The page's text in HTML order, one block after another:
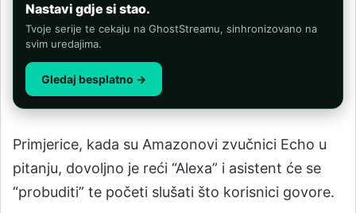
Nastavi gdje si stao.
Tvoje serije te cekaju na GhostStreamu, sinhronizovano na
svim uredajima.
Gledaj besplatno →
Primjerice, kada su Amazonovi zvučnici Echo u
pitanju, dovoljno je reći “Alexa” i asistent će se
“probuditi” te početi slušati što korisnici govore.